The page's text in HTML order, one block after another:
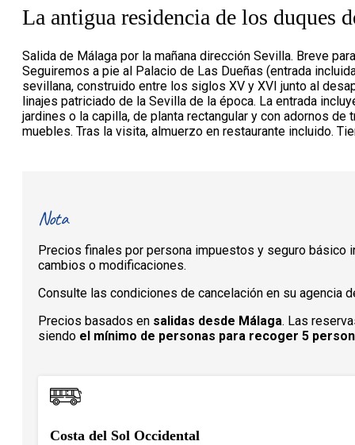
La antigua residencia de los duques
Salida de Málaga por la mañana dirección Sevilla. Breve
Seguiremos a pie al Palacio de Las Dueñas (entrada
sevillana, construido entre los siglos XV y XVI junto al
linajes patriciado de la Sevilla de la época. La entrada
jardines o la capilla, de planta rectangular y con adornos
muebles. Tras la visita, almuerzo en restaurante incluido.
Nota
Precios finales por persona impuestos y seguro básico
cambios o modificaciones.
Consulte las condiciones de cancelación en su agencia
Precios basados en salidas desde Málaga. Las
siendo el mínimo de personas para recoger 5
Costa del Sol Occidental